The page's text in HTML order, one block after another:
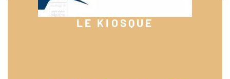
LE KIOSQUE